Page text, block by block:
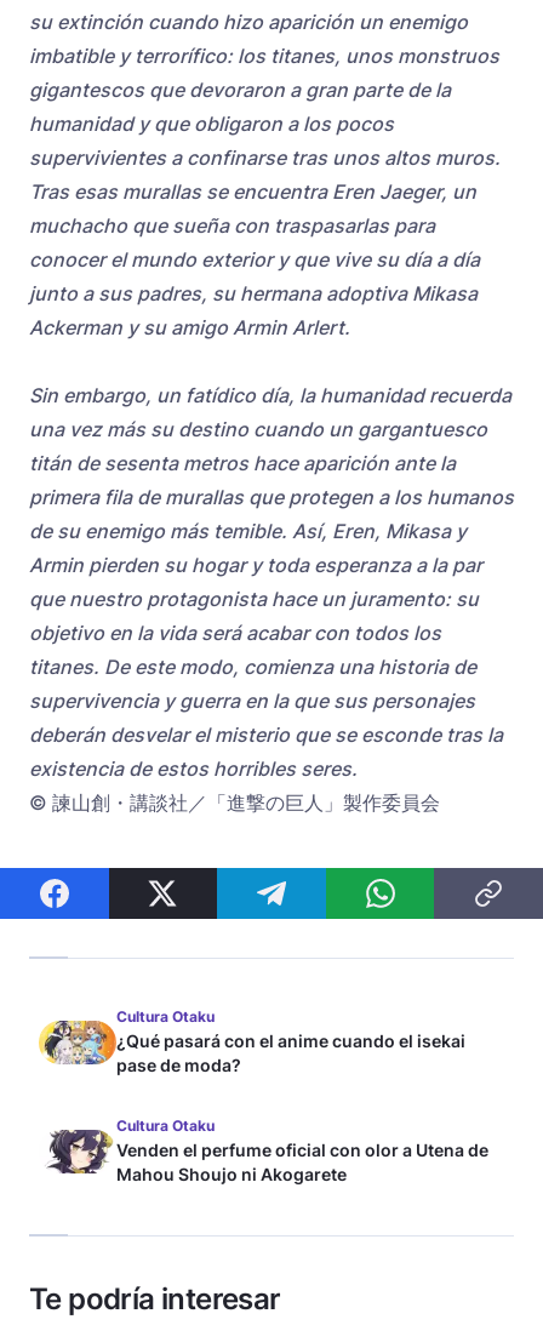
su extinción cuando hizo aparición un enemigo
imbatible y terrorífico: los titanes, unos monstruos
gigantescos que devoraron a gran parte de la
humanidad y que obligaron a los pocos
supervivientes a confinarse tras unos altos muros.
Tras esas murallas se encuentra Eren Jaeger, un
muchacho que sueña con traspasarlas para
conocer el mundo exterior y que vive su día a día
junto a sus padres, su hermana adoptiva Mikasa
Ackerman y su amigo Armin Arlert.
Sin embargo, un fatídico día, la humanidad recuerda
una vez más su destino cuando un gargantuesco
titán de sesenta metros hace aparición ante la
primera fila de murallas que protegen a los humanos
de su enemigo más temible. Así, Eren, Mikasa y
Armin pierden su hogar y toda esperanza a la par
que nuestro protagonista hace un juramento: su
objetivo en la vida será acabar con todos los
titanes. De este modo, comienza una historia de
supervivencia y guerra en la que sus personajes
deberán desvelar el misterio que se esconde tras la
existencia de estos horribles seres.
© 諫山創・講談社／「進撃の巨人」製作委員会
Cultura Otaku
¿Qué pasará con el anime cuando el isekai
pase de moda?
Cultura Otaku
Venden el perfume oficial con olor a Utena de
Mahou Shoujo ni Akogarete
Te podría interesar